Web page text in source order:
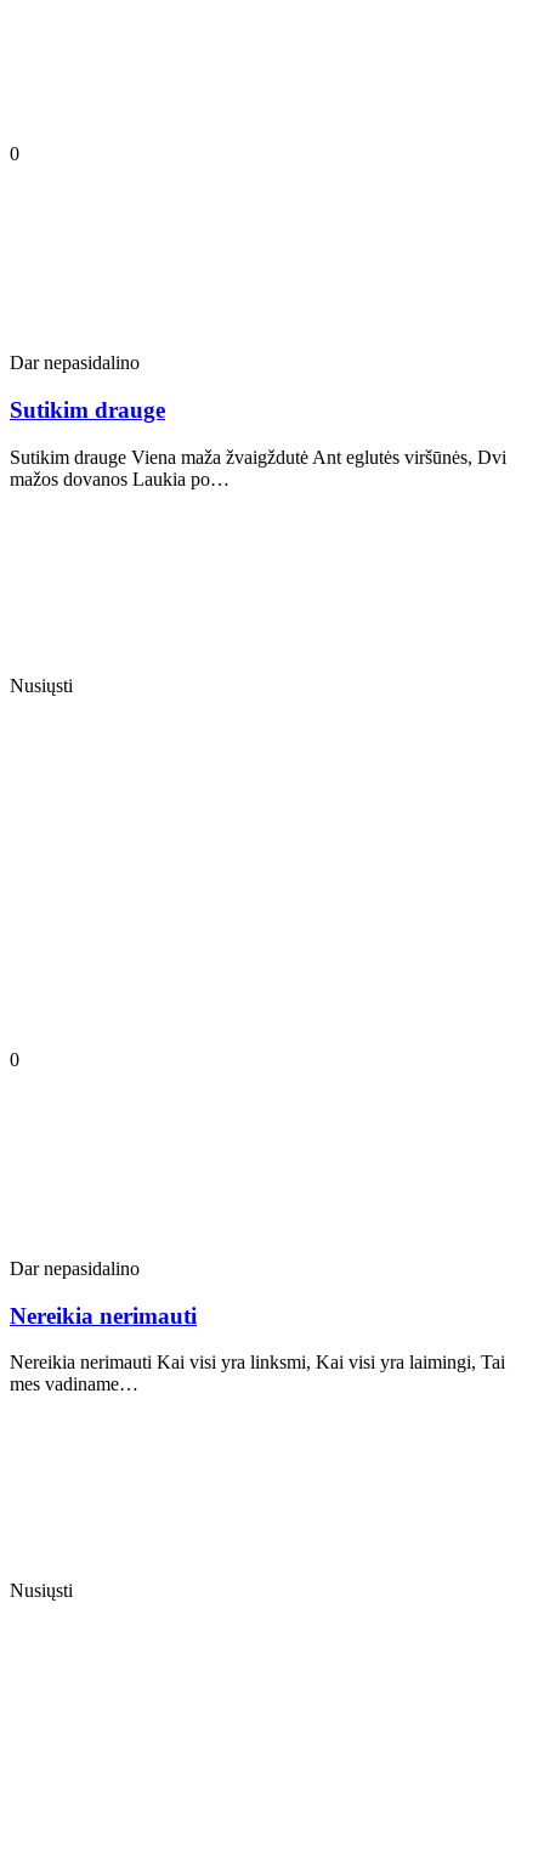
0
Dar nepasidalino
Sutikim drauge
Sutikim drauge Viena maža žvaigždutė Ant eglutės viršūnės, Dvi
mažos dovanos Laukia po…
Nusiųsti
0
Dar nepasidalino
Nereikia nerimauti
Nereikia nerimauti Kai visi yra linksmi, Kai visi yra laimingi, Tai
mes vadiname…
Nusiųsti